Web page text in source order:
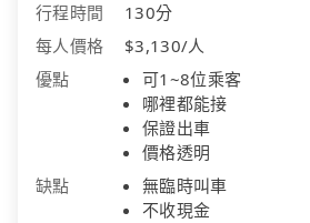
行程時間
130分
每人價格
$3,130/人
優點
可1~8位乘客
哪裡都能接
保證出車
價格透明
缺點
無臨時叫車
不收現金